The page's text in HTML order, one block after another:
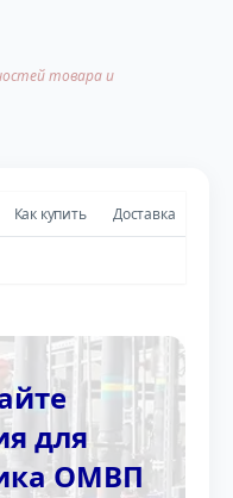
товара и
Как купить Доставка
для
ОМВП